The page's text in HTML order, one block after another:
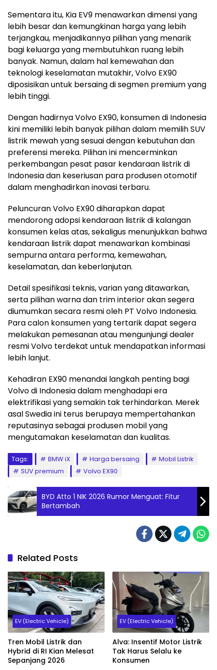
Sementara itu, Kia EV9 menawarkan dimensi yang
lebih besar dan kemungkinan harga yang lebih
terjangkau, menjadikannya pilihan yang menarik
bagi keluarga yang membutuhkan ruang lebih
banyak. Namun, dalam hal kemewahan dan
teknologi keselamatan mutakhir, Volvo EX90
diposisikan untuk bersaing di segmen premium yang
lebih tinggi.
Dengan hadirnya Volvo EX90, konsumen di Indonesia
kini memiliki lebih banyak pilihan dalam memilih SUV
listrik mewah yang sesuai dengan kebutuhan dan
preferensi mereka. Pilihan ini mencerminkan
perkembangan pesat pasar kendaraan listrik di
Indonesia dan keseriusan para produsen otomotif
dalam menghadirkan inovasi terbaru.
Peluncuran Volvo EX90 diharapkan dapat
mendorong adopsi kendaraan listrik di kalangan
konsumen kelas atas, sekaligus menunjukkan bahwa
kendaraan listrik dapat menawarkan kombinasi
sempurna antara performa, kemewahan,
keselamatan, dan keberlanjutan.
Detail spesifikasi teknis, varian yang ditawarkan,
serta pilihan warna dan trim interior akan segera
diumumkan secara resmi oleh PT Volvo Indonesia.
Para calon konsumen yang tertarik dapat segera
melakukan pemesanan atau mengunjungi dealer
resmi Volvo terdekat untuk mendapatkan informasi
lebih lanjut.
Kehadiran EX90 menandai langkah penting bagi
Volvo di Indonesia dalam menghadapi era
elektrifikasi yang semakin tak terhindarkan. Merek
asal Swedia ini terus berupaya mempertahankan
reputasinya sebagai produsen mobil yang
mengutamakan keselamatan dan kualitas.
Tags: BMW iX Harga bersaing
Mobil Listrik
SUV premium
Volvo EX90
BYD Atto 1 NIK 2026 Rumor Menguat: Fitur
Bertambah
Related Posts
EV (Electric Vehicle)
Tren Mobil Listrik dan
Hybrid di RI Kian Melesat
Sepanjang 2026
EV (Electric Vehicle)
Alva: Insentif Motor Listrik
Tak Harus Selalu ke
Konsumen